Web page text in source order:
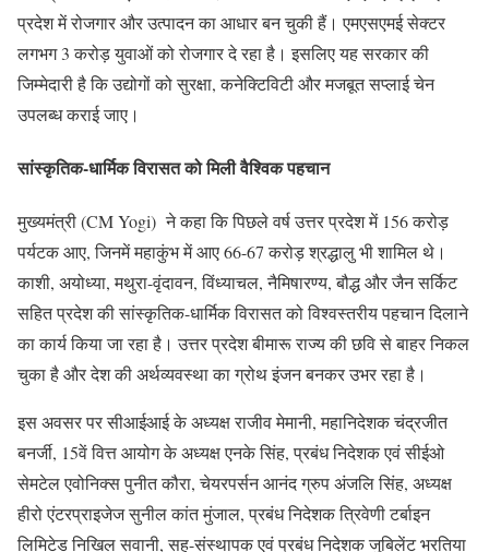
प्रदेश में रोजगार और उत्पादन का आधार बन चुकी हैं। एमएसएमई सेक्टर
लगभग 3 करोड़ युवाओं को रोजगार दे रहा है। इसलिए यह सरकार की
जिम्मेदारी है कि उद्योगों को सुरक्षा, कनेक्टिविटी और मजबूत सप्लाई चेन
उपलब्ध कराई जाए।
सांस्कृतिक-धार्मिक विरासत को मिली वैश्विक पहचान
मुख्यमंत्री (CM Yogi) ने कहा कि पिछले वर्ष उत्तर प्रदेश में 156 करोड़
पर्यटक आए, जिनमें महाकुंभ में आए 66-67 करोड़ श्रद्धालु भी शामिल थे।
काशी, अयोध्या, मथुरा-वृंदावन, विंध्याचल, नैमिषारण्य, बौद्ध और जैन सर्किट
सहित प्रदेश की सांस्कृतिक-धार्मिक विरासत को विश्वस्तरीय पहचान दिलाने
का कार्य किया जा रहा है। उत्तर प्रदेश बीमारू राज्य की छवि से बाहर निकल
चुका है और देश की अर्थव्यवस्था का ग्रोथ इंजन बनकर उभर रहा है।
इस अवसर पर सीआईआई के अध्यक्ष राजीव मेमानी, महानिदेशक चंद्रजीत
बनर्जी, 15वें वित्त आयोग के अध्यक्ष एनके सिंह, प्रबंध निदेशक एवं सीईओ
सेमटेल एवोनिक्स पुनीत कौरा, चेयरपर्सन आनंद ग्रुप अंजलि सिंह, अध्यक्ष
हीरो एंटरप्राइजेज सुनील कांत मुंजाल, प्रबंध निदेशक त्रिवेणी टर्बाइन
लिमिटेड निखिल सवानी, सह-संस्थापक एवं प्रबंध निदेशक जुबिलेंट भरतिया